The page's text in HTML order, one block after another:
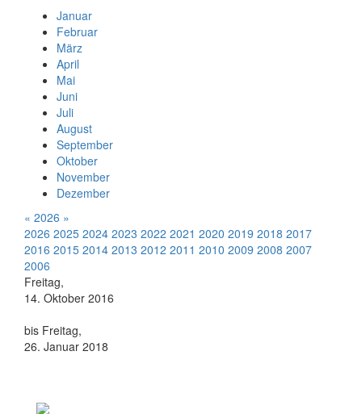
Januar
Februar
März
April
Mai
Juni
Juli
August
September
Oktober
November
Dezember
« 2026 »
2026 2025 2024 2023 2022 2021 2020 2019 2018 2017
2016 2015 2014 2013 2012 2011 2010 2009 2008 2007
2006
Freitag,
14. Oktober 2016
bis Freitag,
26. Januar 2018